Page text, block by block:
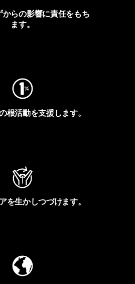
からの影響に責任をもち
ます。
根活動を支援します。
を生かしつづけます。